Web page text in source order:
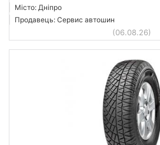
Місто: Дніпро
Продавець: Сервис автошин
(06.08.26)